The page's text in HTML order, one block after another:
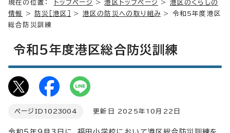
現在の位置： トップページ >港区トップページ > 港区のくらしの
情報
> 防災［港区］ > 港区の防災への取り組み > 令和5年度港区
総合防災訓練
令和5年度港区総合防災訓練
ページID 1023004 更新日 2025年10月22日